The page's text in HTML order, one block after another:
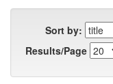
Sort by:
Results/Page